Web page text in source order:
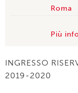
Roma
Più
INGRESSO
2019-2020